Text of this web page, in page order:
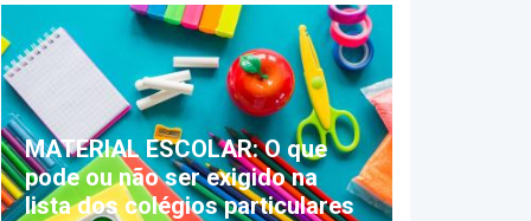
MATERIAL ESCOLAR: O que
pode ou não ser exigido na
lista dos colégios particulares